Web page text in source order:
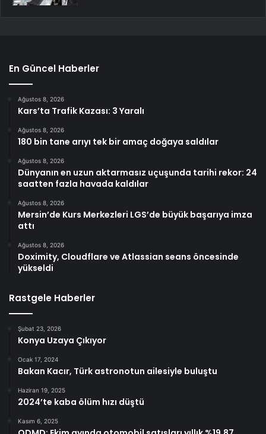
En Güncel Haberler
Ağustos 8, 2026
Kars’ta Trafik Kazası: 3 Yaralı
Ağustos 8, 2026
180 bin tane arıyı tek bir amaç doğaya saldılar
Ağustos 8, 2026
Dünyanın en uzun aktarmasız uçuşunda tarihi rekor: 24
saatten fazla havada kaldılar
Ağustos 8, 2026
Mersin’de Kurs Merkezleri LGS’de büyük başarıya imza
attı
Ağustos 8, 2026
Doximity, Cloudflare ve Atlassian seans öncesinde
yükseldi
Rastgele Haberler
Şubat 23, 2026
Konya Uzaya Çıkıyor
Ocak 17, 2024
Bakan Kacır, Türk astronotun ailesiyle buluştu
Haziran 19, 2025
2024’te kaba ölüm hızı düştü
Kasım 6, 2025